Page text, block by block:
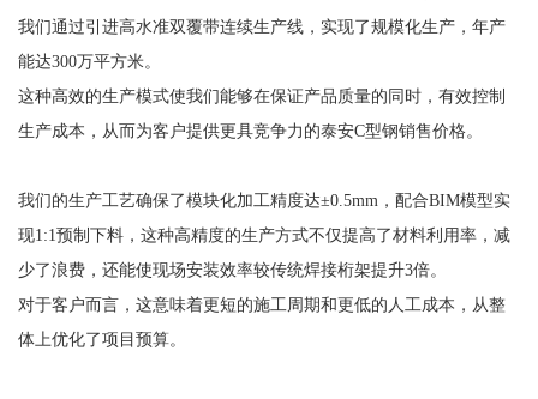
我们通过引进高水准双覆带连续生产线，实现了规模化生产，年产
能达300万平方米。
这种高效的生产模式使我们能够在保证产品质量的同时，有效控制
生产成本，从而为客户提供更具竞争力的泰安C型钢销售价格。
我们的生产工艺确保了模块化加工精度达±0.5mm，配合BIM模型实
现1:1预制下料，这种高精度的生产方式不仅提高了材料利用率，减
少了浪费，还能使现场安装效率较传统焊接桁架提升3倍。
对于客户而言，这意味着更短的施工周期和更低的人工成本，从整
体上优化了项目预算。